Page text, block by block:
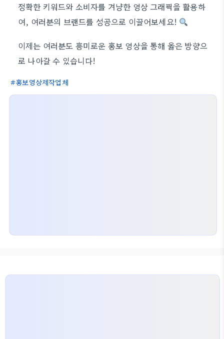
정확한 키워드와 소비자를 겨냥한 영상 그래픽을 활용하
여, 여러분의 브랜드를 성공으로 이끌어보세요!
이제는 여러분도 흥미로운 홍보 영상을 통해 옳은 방향으
로 나아갈 수 있습니다!
홍보영상제작업체